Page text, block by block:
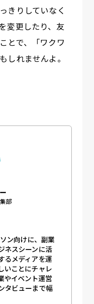
きりしていなく
変更したり、友
とで、「ワクワ
しれませんよ。
部
ン向けに、副業
ネスシーンに活
るメディアを運
いことにチャレ
やイベント運営
タビューまで幅